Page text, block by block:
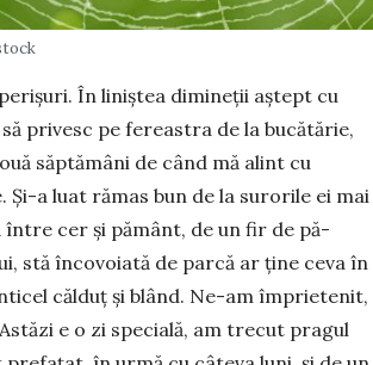
În liniștea dimineții aștept cu
pri­vesc pe fereastra de la bucă­tărie,
săptămâni de când mă alint cu
Și-a luat rămas bun de la surorile ei mai
cer și pământ, de un fir de pă­
stă încovoiată de parcă ar ține ceva în
căl­duț și blând. Ne-am împrietenit,
e o zi spe­cială, am trecut pragul